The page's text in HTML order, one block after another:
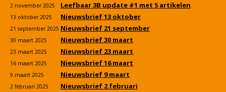
2 november 2025 Leefbaar 3B update #1 met 5 artikelen
13 oktober 2025 Nieuwsbrief 13 oktober
21 september 2025 Nieuwsbrief 21 september
30 maart 2025 Nieuwsbrief 30 maart
23 maart 2025 Nieuwsbrief 23 maart
16 maart 2025 Nieuwsbrief 16 maart
9 maart 2025 Nieuwsbrief 9 maart
2 februari 2025 Nieuwsbrief 2 februari